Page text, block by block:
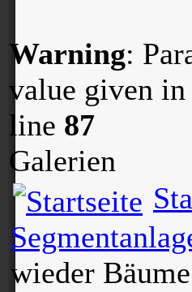
Warning:
value given in
line 87
Galerien
wieder